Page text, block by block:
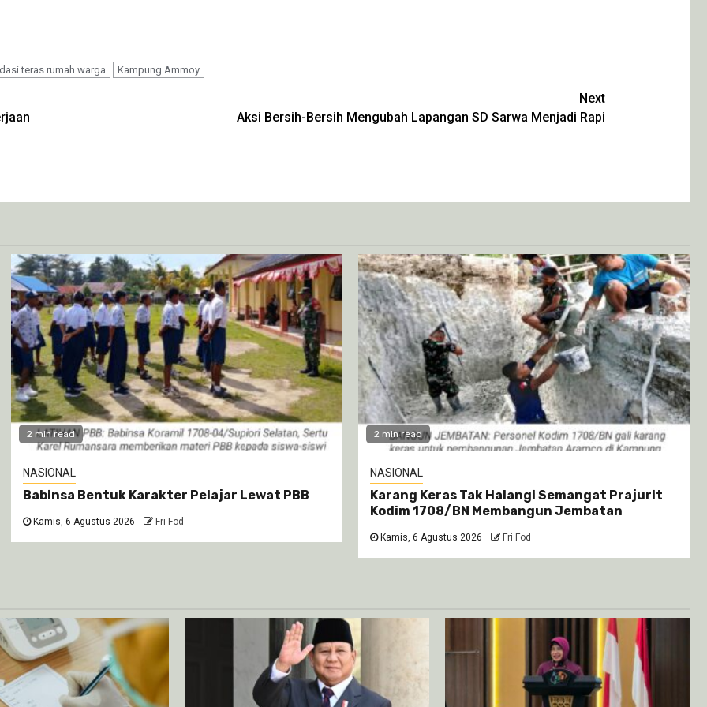
teras rumah warga Kampung Ammoy
Next
Aksi Bersih-Bersih Mengubah Lapangan SD Sarwa Menjadi Rapi
2 min read
NASIONAL
Babinsa Bentuk Karakter Pelajar Lewat PBB
Kamis, 6 Agustus 2026 Fri Fod
2 min read
NASIONAL
Karang Keras Tak Halangi Semangat Prajurit
Kodim 1708/BN Membangun Jembatan
Kamis, 6 Agustus 2026 Fri Fod